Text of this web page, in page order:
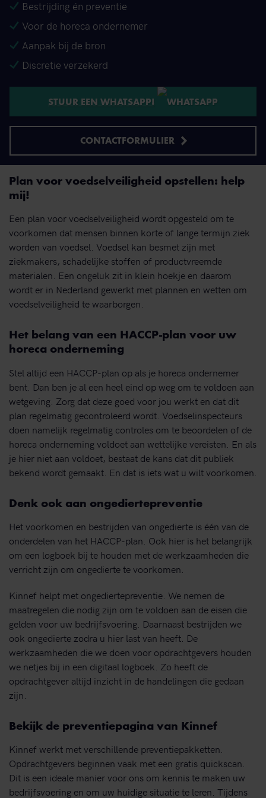
Bestrijding én preventie
Voor de horeca ondernemer
Aanpak bij de bron
Discretie verzekerd
STUUR EEN WHATSAPP!
CONTACTFORMULIER
Plan voor voedselveiligheid opstellen: help
mij!
Een plan voor voedselveiligheid wordt opgesteld om te
voorkomen dat mensen binnen korte of lange termijn ziek
worden van voedsel. Voedsel kan besmet zijn met
ziekmakers, schadelijke stoffen of productvreemde
materialen. Een ongeluk zit in klein hoekje en daarom
wordt er in Nederland gewerkt met plannen en wetten om
voedselveiligheid te waarborgen.
Het belang van een HACCP-plan voor uw
horeca onderneming
Stel altijd een HACCP-plan op als je horeca ondernemer
bent. Dan ben je al een heel eind op weg om te voldoen aan
wetgeving. Zorg dat deze goed voor jou werkt en dat dit
plan regelmatig gecontroleerd wordt. Voedselinspecteurs
doen namelijk regelmatig controles om te beoordelen of de
horeca onderneming voldoet aan wettelijke vereisten. En als
je hier niet aan voldoet, bestaat de kans dat dit publiek
bekend wordt gemaakt. En dat is iets wat u wilt voorkomen.
Denk ook aan ongediertepreventie
Het voorkomen en bestrijden van ongedierte is één van de
onderdelen van het HACCP-plan. Ook hier is het belangrijk
om een logboek bij te houden met de werkzaamheden die
verricht zijn om ongedierte te voorkomen.
Kinnef helpt met ongediertepreventie. We nemen de
maatregelen die nodig zijn om te voldoen aan de eisen die
gelden voor uw bedrijfsvoering. Daarnaast bestrijden we
ook ongedierte zodra u hier last van heeft. De
werkzaamheden die we doen voor opdrachtgevers houden
we netjes bij in een digitaal logboek. Zo heeft de
opdrachtgever altijd inzicht in de handelingen die gedaan
zijn.
Bekijk de preventiepagina van Kinnef
Kinnef werkt met verschillende preventiepakketten.
Opdrachtgevers beginnen vaak met een gratis quickscan.
Dit is een ideale manier voor ons om kennis te maken uw
bedrijfsvoering en om uw huidige situatie te leren. Tijdens